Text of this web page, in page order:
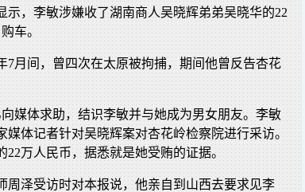
示，李敏涉嫌收了湖南商人吴晓辉弟弟吴晓华的22
车。
7月间，曾四次在太原被拘捕，期间他曾反告杏花
媒体求助，结识李敏并与她成为男女朋友。李敏
媒体记者针对吴晓辉案对杏花岭检察院进行采访。
22万人民币，据悉就是她受贿的证据。
周泽受访时对本报说，他亲自到山西去要求见李